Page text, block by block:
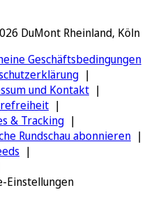
DuMont Rheinland, Köln
Geschäftsbedingungen
und Kontakt
& Tracking
Rundschau abonnieren
Einstellungen